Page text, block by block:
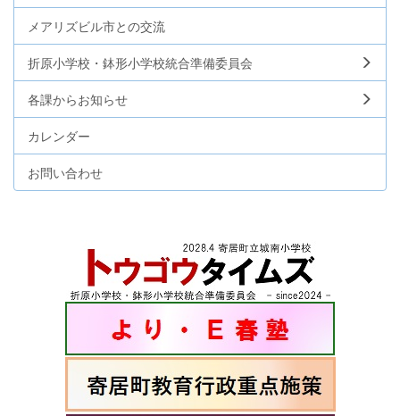
メアリズビル市との交流
折原小学校・鉢形小学校統合準備委員会
各課からお知らせ
カレンダー
お問い合わせ